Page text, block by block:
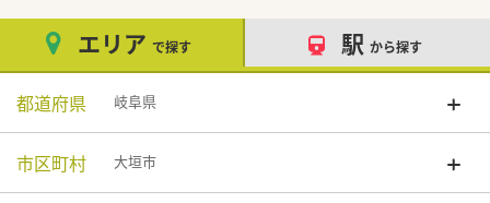
エリア で探す 駅 から探す
都道府県 岐阜県
市区町村 大垣市